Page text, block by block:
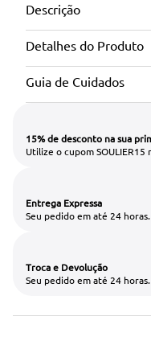
Descrição
Detalhes do Produto
Guia de Cuidados
15% de desconto na sua
Utilize o cupom
Entrega Expressa
Seu pedido em até 24
Troca e Devolução
Seu pedido em até 24